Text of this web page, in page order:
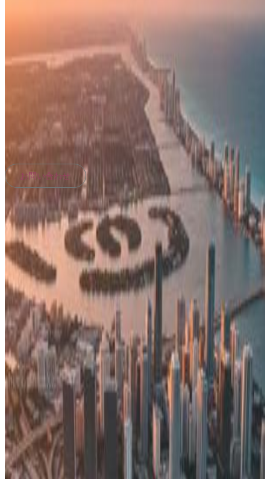
Florida City, フロリダ Witheld, アメリカ合衆国の賃貸の
アパート は現在賃貸物件としてリスティングされていま
Florida City, フロリダ Witheld, アメリカ合衆国は
$2,825,000 で売り出されています。
この物件には次の特
徴があります：194 ベッドルーム, 0バスルーム。
: 2026/01/05
Shelia Gasson
Compass Florida, LLC
お問い合わせ
物件の特徴
物件
住居のタイプ:家具付
寝室数
寝室数:
保養地・娯楽地
保養地・娯楽地: プール
コミュニティ
特徴:ペット可
説明
We are pleased to present an opportunity to acquire a
stabilized South Florida residential portfolio combined